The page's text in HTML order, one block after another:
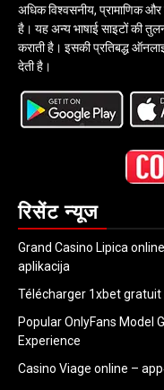
अधिक विश्वसनीय, प्रामाणिक और
है। यह अन्य भाषाई साइटों की
कराती है। इसकी प्रतिबद्ध
देती है।
रिसेंट न्यूज
Grand Casino Lipica
aplikacija
Télécharger 1xbet gratuit
Popular OnlyFans Model
Experience
Casino Viage online –